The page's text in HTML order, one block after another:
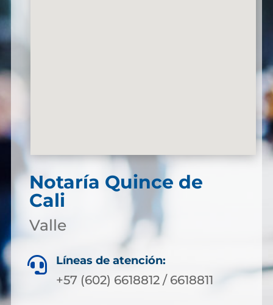
Notaría Quince de
Cali
Valle
 Líneas de atención:
+57 (602) 6618812 / 6618811